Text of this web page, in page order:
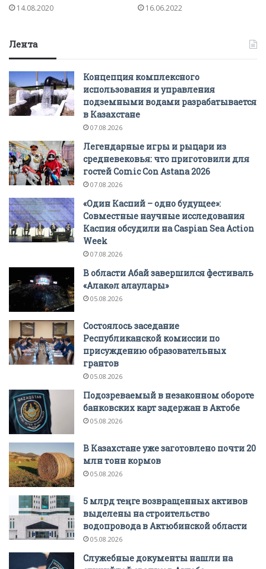
14.08.2020 16.06.2022
Лента
Концепция комплексного
использования и управления
подземными водами разрабатывается
в Казахстане
07.08.2026
Легендарные игры и рыцари из
средневековья: что приготовили для
гостей Comic Con Astana 2026
07.08.2026
«Один Каспий – одно будущее»:
Совместные научные исследования
Каспия обсудили на Caspian Sea Action
Week
07.08.2026
В области Абай завершился фестиваль
«Алакөл алаулары»
05.08.2026
Состоялось заседание
Республиканской комиссии по
присуждению образовательных
грантов
05.08.2026
Подозреваемый в незаконном обороте
банковских карт задержан в Актобе
05.08.2026
В Казахстане уже заготовлено почти 20
млн тонн кормов
05.08.2026
5 млрд теңге возвращенных активов
выделены на строительство
водопровода в Актюбинской области
05.08.2026
Служебные документы нашли на